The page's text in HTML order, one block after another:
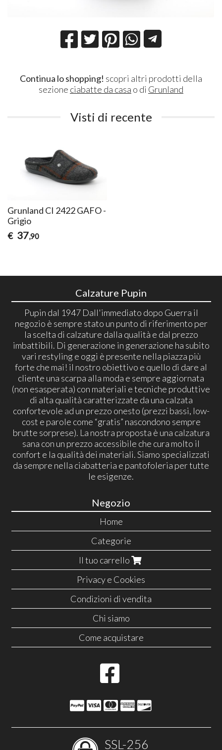
Continua lo shopping! scopri altri prodotti della
sezione ciabatte da casa o di Grunland
Visti di recente
Grunland CI 2422 GAFO -
Grigio
€ 37,90
Calzature Pupin
Pupin dal 1947 Dall'immediato dopo Guerra il
negozio è sempre stato un punto di riferimento per
la scelta di calzature dalla qualità e dal prezzo
imbattibili. Di generazione in generazione ha subito
vari restyling e oggi è presente nella piazza più
forte che mai! il nostro obiettivo e quello di dare al
cliente una scarpa alla moda e sempre aggiornata
(non esasperata) con materiali e tecniche produttive
di alta qualità caratterizzate da una calzata
confortevole ad un prezzo onesto (prezzi bassi, low-
cost e parole come “gratis” nascondono sempre
brutte sorprese). La nostra proposta è una calzatura
sana con un prezzo accessibile che cura molto il
confort e la qualità dei materiali. Siamo specializzati
da sempre nella ciabatteria e pantofoleria per tutte
le esigenze.
Negozio
Home
Categorie
Il tuo carrello
Privacy e Cookies
Condizioni di vendita
Chi siamo
Come acquistare
SSL-256